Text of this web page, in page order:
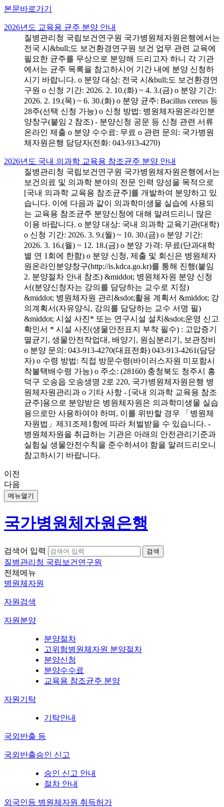
본문바로가기
2026년도 교육용 균주 분양 안내
질병관리청 국립보건연구원 국가병원체자원은행에서는
전국 시&bull;도 보건환경연구원 보건 업무 관련 교육에
필요한 균주를 무상으로 분양해 드리고자 하니 각 기관
에서는 균주 목록을 참고하시어 기간 내에 분양 신청하
시기 바랍니다. o 분양 대상: 전국 시&bull;도 보건환경연
구원 o 신청 기간: 2026. 2. 10.(화) ~ 4. 3.(금) o 분양 기간:
2026. 2. 19.(목) ~ 6. 30.(화) o 분양 균주: Bacillus cereus 등
28주(선택 신청 가능) o 신청 방법: 병원체자원온라인분
양창구(붙임 2 참조) - 분양신청 공문 등 신청 관련 서류
온라인 제출 o 분양 수수료: 무료 o 관련 문의: 국가병원
체자원은행 담당자(전화: 043-913-4270)
2026년도 국내 의과학 교육용 참조균주 분양 안내
질병관리청 국립보건연구원 국가병원체자원은행에서는
보건의료 및 의과학 분야의 전문 인력 양성을 목적으로
[국내 의과학 교육용 참조균주]를 개발하여 분양하고 있
습니다. 이에 다음과 같이 의과학미생물 실습에 사용되
는 교육용 참조균주 분양신청에 대해 알려드리니 많은
이용 바랍니다. o 분양 대상: 국내 의과학 교육기관(대학)
o 신청 기간: 2026. 3. 9.(월) ~ 10. 30.(금) o 분양 기간:
2026. 3. 16.(월) ~ 12. 18.(금) o 분양 가격: 무료(단과대학
별 연 1회에 한함) o 분양 신청, 제출 및 회신은 병원체자
원온라인분양창구(http://is.kdca.go.kr)를 통해 진행(붙임
2. 분양절차 안내 참조) &middot; 병원체자원 분양 신청
서(분양신청자는 강의를 담당하는 교수로 지정)
&middot; 병원체자원 관리&sdot;활용 계획서 &middot; 강
의계획서(자유양식, 강의를 담당하는 교수 서명 필)
&middot; 시설 사진* 또는 연구시설 설치&sdot;운영 신고
확인서 * 시설 사진(생물안전표지 부착 필수) : 고압증기
멸균기, 생물안전작업대, 배양기, 원심분리기, 보관장비
o 분양 문의: 043-913-4270(대표전화) 043-913-4261(담당
자) o 수령 방법: 직접 방문수령(바이러스자원 미포함시
착불택배수령 가능) o 주소: (28160) 충청북도 청주시 흥
덕구 오송읍 오송생명 2로 220, 국가병원체자원은행 병
원체자원관리과 o 기타 사항 - [국내 의과학 교육용 참조
균주]용으로 분양받은 병원체자원은 의과학미생물 실습
용으로만 사용하여야 하며, 이를 위반할 경우 「병원체
자원법」제31조제1항에 따라 처벌받을 수 있습니다. -
병원체자원을 취급하는 기관은 아래의 안전관리기준과
실험실 생물안전수칙을 준수하셔야 함을 알려드리오니
참고하시기 바랍니다.
이전
다음
메뉴열기
국가병원체자원은행
검색어 입력
질병관리청 국립보건연구원
전체메뉴
병원체자원
자원검색
자원분양
분양절차
고위험병원체자원 분양절차
분양신청
분양수수료
교육용 참조균주 분양
자원기탁
기탁안내
국외반출 등
국외반출승인 신고
승인 신고 안내
절차 안내
외국인등 병원체자원 취득허가